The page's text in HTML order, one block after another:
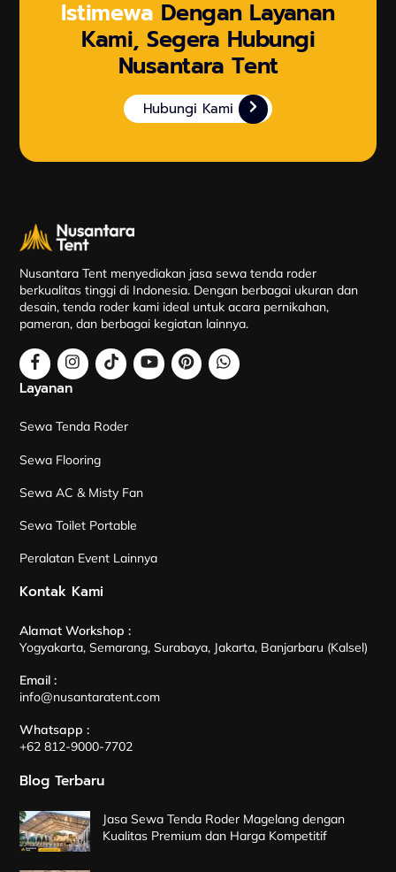
Istimewa Dengan Layanan
Kami, Segera Hubungi
Nusantara Tent
Hubungi Kami
Nusantara Tent menyediakan jasa sewa tenda roder
berkualitas tinggi di Indonesia. Dengan berbagai ukuran dan
desain, tenda roder kami ideal untuk acara pernikahan,
pameran, dan berbagai kegiatan lainnya.
Layanan
Sewa Tenda Roder
Sewa Flooring
Sewa AC & Misty Fan
Sewa Toilet Portable
Peralatan Event Lainnya
Kontak Kami
Alamat Workshop :
Yogyakarta, Semarang, Surabaya, Jakarta, Banjarbaru (Kalsel)
Email :
info@nusantaratent.com
Whatsapp :
+62 812-9000-7702
Blog Terbaru
Jasa Sewa Tenda Roder Magelang dengan
Kualitas Premium dan Harga Kompetitif